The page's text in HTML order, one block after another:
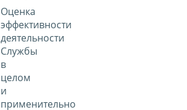
Оценка
эффективности
деятельности
Службы
в
целом
и
применительно